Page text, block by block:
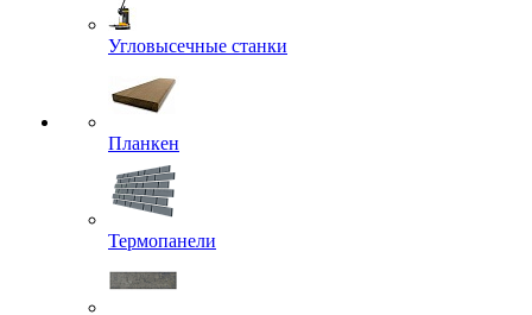
Угловысечные станки
Планкен
Термопанели